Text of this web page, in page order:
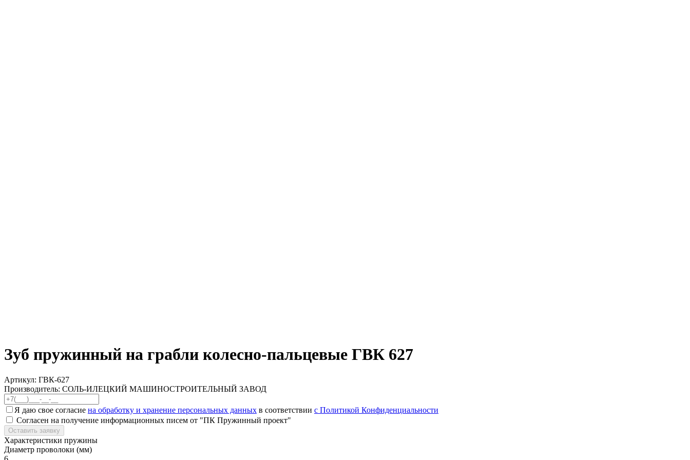
Зуб пружинный на грабли колесно-пальцевые ГВК 627
Артикул: ГВК-627
Производитель: СОЛЬ-ИЛЕЦКИЙ МАШИНОСТРОИТЕЛЬНЫЙ ЗАВОД
Я даю свое согласие на обработку и хранение персональных данных в соответствии с Политикой Конфиденциальности
Согласен на получение информационных писем от "ПК Пружинный проект"
Оставить заявку
Характеристики пружины
Диаметр проволоки (мм)